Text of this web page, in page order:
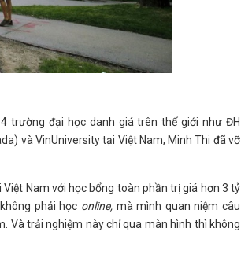
trường đại học danh giá trên thế giới như ĐH
và VinUniversity tại Việt Nam, Minh Thi đã vỡ
Việt Nam với học bổng toàn phần trị giá hơn 3 tỷ
phải học online, mà mình quan niệm câu
Và trải nghiệm này chỉ qua màn hình thì không